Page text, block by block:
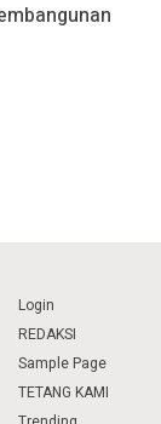
Login
REDAKSI
Sample Page
TETANG KAMI